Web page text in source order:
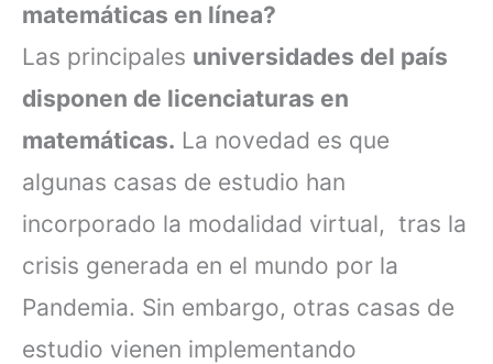
matemáticas en línea?
Las principales universidades del país
disponen de licenciaturas en
matemáticas. La novedad es que
algunas casas de estudio han
incorporado la modalidad virtual, tras la
crisis generada en el mundo por la
Pandemia. Sin embargo, otras casas de
estudio vienen implementando